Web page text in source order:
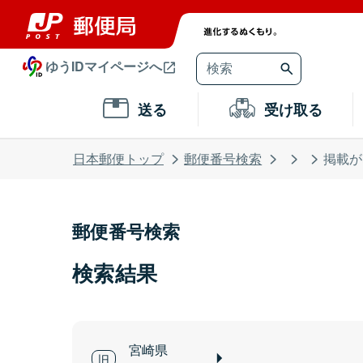
ゆうIDマイページへ
送る 受け取る
日本郵便トップ 郵便番号検索 掲載
郵便番号検索
検索結果
宮崎県